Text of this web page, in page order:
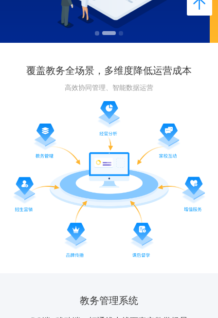
覆盖教务全场景，多维度降低运营成本
高效协同管理、智能数据运营
教务管理系统